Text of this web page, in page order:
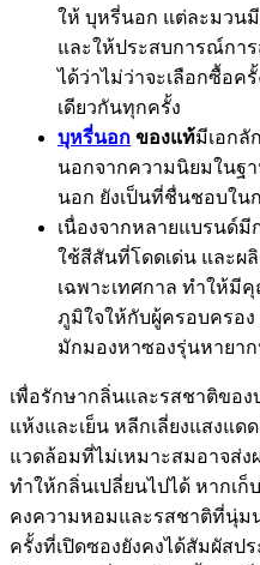
ให้ บุหรี่นอก แต่ละมวน
และให้ประสบการณ์กา
ได้ว่าไม่ว่าจะเลือกซื้อค
เดียวกันทุกครั้ง
บุหรี่นอก ของแท้มีเอก
นอกจากความนิยมในฐ
นอก ยังเป็นที่ชื่นชอบใน
เนื่องจากหลายแบรนด์มี
ใช้สีสันที่โดดเด่น และผ
เฉพาะเทศกาล ทำให้มี
ภูมิใจให้กับผู้ครอบครอ
มักมองหาซองรุ่นหายา
เพื่อรักษากลิ่นและรสชาติขอ
แห้งและเย็น หลีกเลี่ยงแสงแ
แวดล้อมที่ไม่เหมาะสมอาจส่
ทำให้กลิ่นเปลี่ยนไปได้ หากเ
คงความหอมและรสชาติที่นุ่ม
ครั้งที่เปิดซองยังคงได้สัมผัสป